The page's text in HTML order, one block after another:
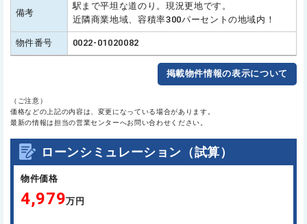
備考
駅まで平坦な道のり。現況更地です。
近隣商業地域、容積率300パーセントの地域内！
物件番号 0022-01020082
掲載物件情報の表示について
（ご注意）
価格などの上記の内容は、変更になっている場合があります。
最新の情報は担当の営業センターへお問い合わせください。
ローンシミュレーション（試算）
物件価格
4,979万円